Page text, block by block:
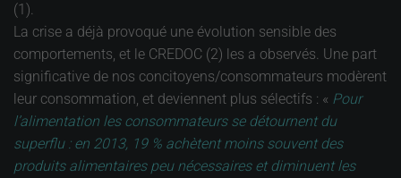
(1).
La crise a déjà provoqué une évolution sensible des
comportements, et le CREDOC (2) les a observés. Une part
significative de nos concitoyens/consommateurs modèrent
leur consommation, et deviennent plus sélectifs : « Pour
l’alimentation les consommateurs se détournent du
superflu : en 2013, 19 % achètent moins souvent des
produits alimentaires peu nécessaires et diminuent les